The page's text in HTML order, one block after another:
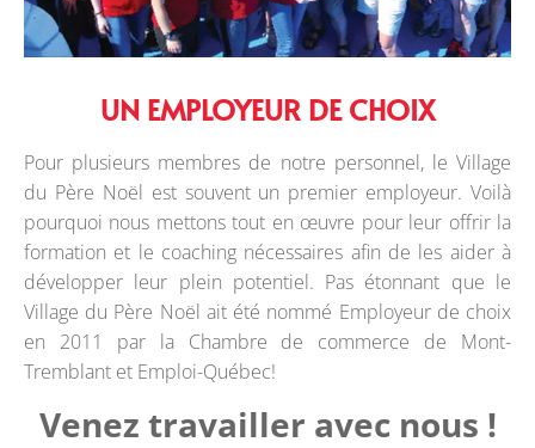
UN EMPLOYEUR DE CHOIX
Pour plusieurs membres de notre personnel, le Village
du Père Noël est souvent un premier employeur. Voilà
pourquoi nous mettons tout en œuvre pour leur offrir la
formation et le coaching nécessaires afin de les aider à
développer leur plein potentiel. Pas étonnant que le
Village du Père Noël ait été nommé Employeur de choix
en 2011 par la Chambre de commerce de Mont-
Tremblant et Emploi-Québec!
Venez travailler avec nous !